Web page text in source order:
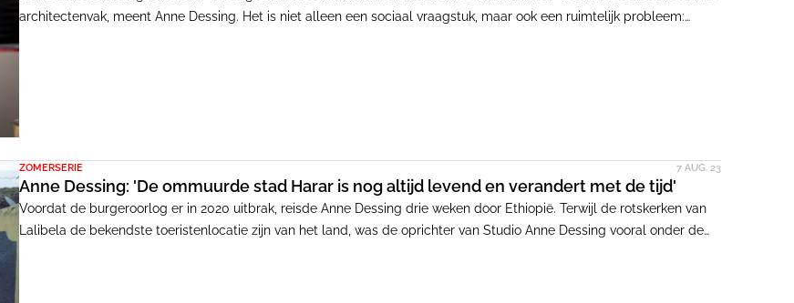
architectenvak, meent Anne Dessing. Het is niet alleen een sociaal vraagstuk, maar ook een ruimtelijk probleem:
ZOMERSERIE 7 AUG. 23
Anne Dessing: 'De ommuurde stad Harar is nog altijd levend en verandert met de tijd'
Voordat de burgeroorlog er in 2020 uitbrak, reisde Anne Dessing drie weken door Ethiopië. Terwijl de rotskerken van
Lalibela de bekendste toeristenlocatie zijn van het land, was de oprichter van Studio Anne Dessing vooral onder de